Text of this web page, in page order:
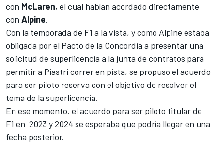
con McLaren, el cual habían acordado directamente
con Alpine.
Con la temporada de F1 a la vista, y como Alpine estaba
obligada por el Pacto de la Concordia a presentar una
solicitud de superlicencia a la junta de contratos para
permitir a Piastri correr en pista, se propuso el acuerdo
para ser piloto reserva con el objetivo de resolver el
tema de la superlicencia.
En ese momento, el acuerdo para ser piloto titular de
F1 en 2023 y 2024 se esperaba que podría llegar en una
fecha posterior.